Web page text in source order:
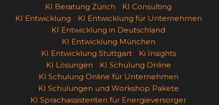
KI Beratung Zürich
KI Consulting
KI Entwicklung
KI Entwicklung für Unternehmen
KI Entwicklung in Deutschland
KI Entwicklung München
KI Entwicklung Stuttgart
Ki Insights
KI Lösungen
KI Schulung Online
KI Schulung Online für Unternehmen
KI Schulungen und Workshop Pakete
KI Sprachassistenten für Energieversorger